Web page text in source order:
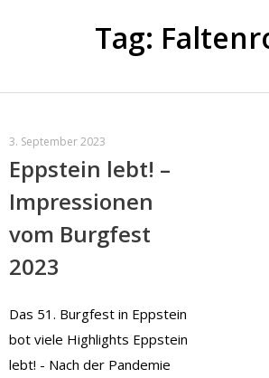
Tag:
3. September 2023
Eppstein lebt! –
Impressionen
vom Burgfest
2023
Das 51. Burgfest in Eppstein
bot viele Highlights Eppstein
lebt! - Nach der Pandemie